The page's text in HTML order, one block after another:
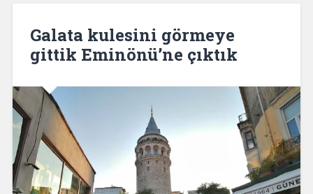
Galata kulesini görmeye
gittik Eminönü’ne çıktık